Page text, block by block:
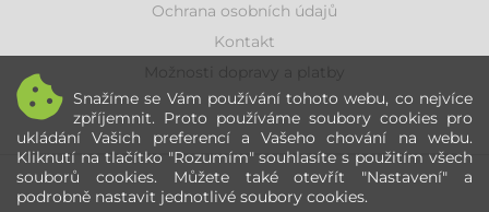
Snažíme se Vám používání tohoto webu, co nejvíce
zpříjemnit. Proto používáme soubory cookies pro
ukládání Vašich preferencí a Vašeho chování na webu.
Kliknutí na tlačítko "Rozumím" souhlasíte s použitím všech
souborů cookies. Můžete také otevřít "Nastavení" a
podrobně nastavit jednotlivé soubory cookies.
Ochrana osobních údajů
Kontakt